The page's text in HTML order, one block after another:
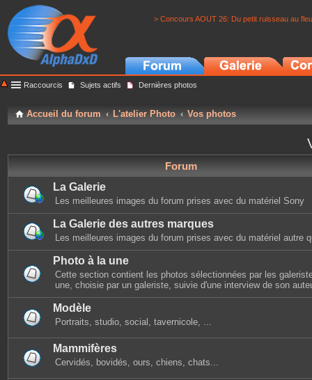
> Concours AOUT 26: Du petit ruisseau au
Raccourcis Sujets actifs Dernières photos
Accueil du forum L'atelier Photo Vos photos
Forum
La Galerie
Les meilleures images du forum prises avec du matériel Sony
La Galerie des autres marques
Les meilleures images du forum prises avec du matériel autre
Photo à la une
Cette section contient les photos sélectionnées par les
une, choisie par un galeriste, suivie d'une interview de son
Modèle
Portraits, studio, social, tavernicole, ...
Mammifères
Cervidés, bovidés, ours, chiens, chats...